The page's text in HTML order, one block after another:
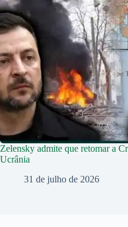
Zelensky admite que retomar a
Ucrânia
31 de julho de 2026